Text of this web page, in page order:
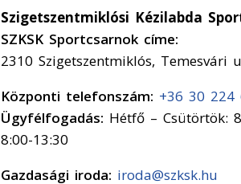
Szigetszentmiklósi Kézilabda
SZKSK Sportcsarnok címe:
2310 Szigetszentmiklós, Temesvári
Központi telefonszám: +36 30 224
Ügyfélfogadás: Hétfő – Csütörtök:
8:00-13:30
Gazdasági iroda: iroda@szksk.hu